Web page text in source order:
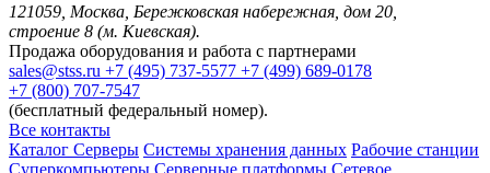
121059, Москва, Бережковская набережная, дом 20,
строение 8 (м. Киевская).
Продажа оборудования и работа с партнерами
sales@stss.ru +7 (495) 737-5577 +7 (499) 689-0178
+7 (800) 707-7547
(бесплатный федеральный номер).
Все контакты
Каталог Серверы Системы хранения данных Рабочие станции
Суперкомпьютеры Серверные платформы Сетевое